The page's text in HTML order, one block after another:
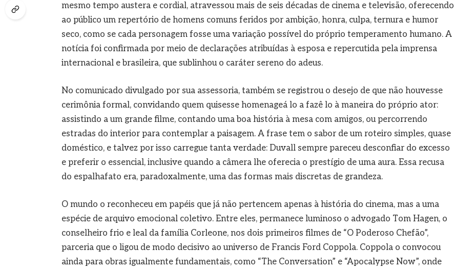
mesmo tempo austera e cordial, atravessou mais de seis décadas de cinema e televisão, oferecendo
ao público um repertório de homens comuns feridos por ambição, honra, culpa, ternura e humor
seco, como se cada personagem fosse uma variação possível do próprio temperamento humano. A
notícia foi confirmada por meio de declarações atribuídas à esposa e repercutida pela imprensa
internacional e brasileira, que sublinhou o caráter sereno do adeus.
No comunicado divulgado por sua assessoria, também se registrou o desejo de que não houvesse
cerimônia formal, convidando quem quisesse homenageá lo a fazê lo à maneira do próprio ator:
assistindo a um grande filme, contando uma boa história à mesa com amigos, ou percorrendo
estradas do interior para contemplar a paisagem. A frase tem o sabor de um roteiro simples, quase
doméstico, e talvez por isso carregue tanta verdade: Duvall sempre pareceu desconfiar do excesso
e preferir o essencial, inclusive quando a câmera lhe oferecia o prestígio de uma aura. Essa recusa
do espalhafato era, paradoxalmente, uma das formas mais discretas de grandeza.
O mundo o reconheceu em papéis que já não pertencem apenas à história do cinema, mas a uma
espécie de arquivo emocional coletivo. Entre eles, permanece luminoso o advogado Tom Hagen, o
conselheiro frio e leal da família Corleone, nos dois primeiros filmes de “O Poderoso Chefão”,
parceria que o ligou de modo decisivo ao universo de Francis Ford Coppola. Coppola o convocou
ainda para obras igualmente fundamentais, como “The Conversation” e “Apocalypse Now”, onde